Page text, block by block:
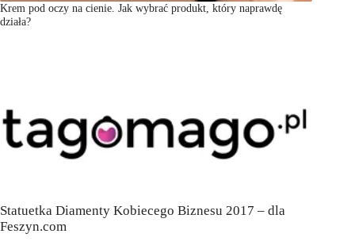
Krem pod oczy na cienie. Jak wybrać produkt, który naprawdę
działa?
Statuetka Diamenty Kobiecego Biznesu 2017 – dla
Feszyn.com